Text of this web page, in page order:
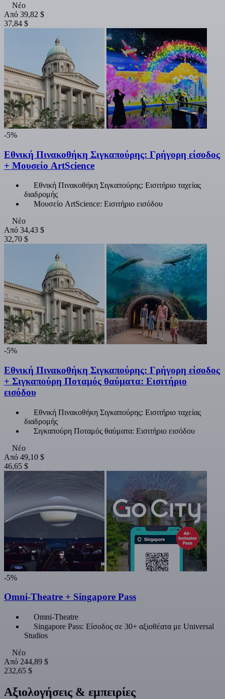
Νέο
Από 39,82 $
37,84 $
-5%
Εθνική Πινακοθήκη Σιγκαπούρης: Γρήγορη είσοδος
+ Μουσείο ArtScience
Εθνική Πινακοθήκη Σιγκαπούρης: Εισιτήριο ταχείας
διαδρομής
Μουσείο ArtScience: Εισιτήριο εισόδου
Νέο
Από 34,43 $
32,70 $
-5%
Εθνική Πινακοθήκη Σιγκαπούρης: Γρήγορη είσοδος
+ Σιγκαπούρη Ποταμός θαύματα: Εισιτήριο
εισόδου
Εθνική Πινακοθήκη Σιγκαπούρης: Εισιτήριο ταχείας
διαδρομής
Σιγκαπούρη Ποταμός θαύματα: Εισιτήριο εισόδου
Νέο
Από 49,10 $
46,65 $
-5%
Omni-Theatre + Singapore Pass
Omni-Theatre
Singapore Pass: Είσοδος σε 30+ αξιοθέατα με Universal
Studios
Νέο
Από 244,89 $
232,65 $
Αξιολογήσεις & εμπειρίες